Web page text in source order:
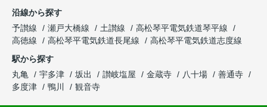
沿線から探す
予讃線
瀬戸大橋線 土讃線
高松琴平電気鉄道琴平線
高徳線
高松琴平電気鉄道長尾線
高松琴平電気鉄道志度線
駅から探す
丸亀
宇多津 坂出 讃岐塩屋 金蔵寺 八十場
善通寺
多度津
鴨川 観音寺